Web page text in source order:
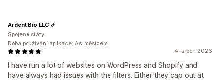
4. srpen 2026
I have run a lot of websites on WordPress and Shopify and
have always had issues with the filters. Either they cap out at
Ardent Bio LLC
Spojené státy
Doba používání aplikace: Asi měsícem